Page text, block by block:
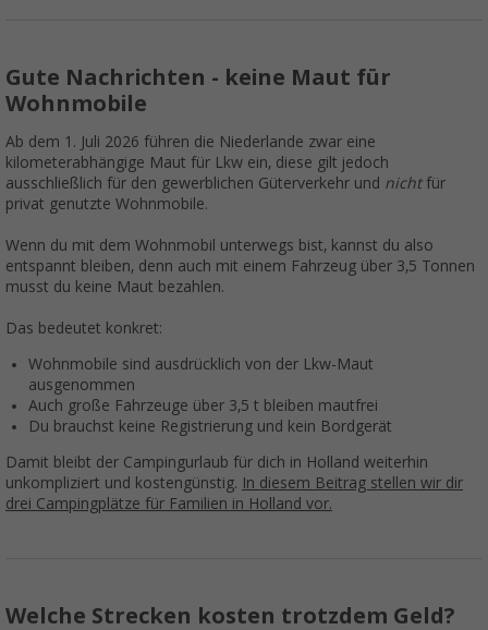
Gute Nachrichten - keine Maut für
Wohnmobile
Ab dem 1. Juli 2026 führen die Niederlande zwar eine
kilometerabhängige Maut für Lkw ein, diese gilt jedoch
ausschließlich für den gewerblichen Güterverkehr und nichtfür
privat genutzte Wohnmobile.
Wenn du mit dem Wohnmobil unterwegs bist, kannst du also
entspannt bleiben, denn auch mit einem Fahrzeug über 3,5 Tonnen
musst du keine Maut bezahlen.
Das bedeutet konkret:
Wohnmobile sind ausdrücklich von der Lkw-Maut
ausgenommen
Auch große Fahrzeuge über 3,5 t bleiben mautfrei
Du brauchst keine Registrierung und kein Bordgerät
Damit bleibt der Campingurlaub für dich in Holland weiterhin
unkompliziert und kostengünstig. In diesem Beitrag stellen wir dir
drei Campingplätze für Familien in Holland vor.
Welche Strecken kosten trotzdem Geld?